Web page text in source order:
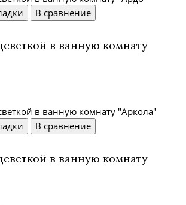
В сравнение
в ванную комнату
В сравнение
в ванную комнату